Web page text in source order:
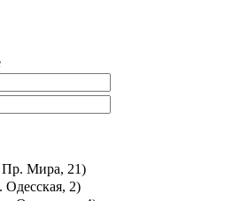
Пр. Мира, 21)
Одесская, 2)